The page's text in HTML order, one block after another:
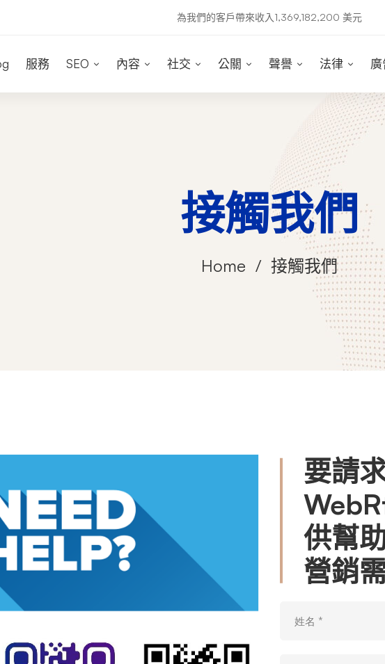
為我們的客戶帶來收入1,369,182,200 美元
服務 SEO 內容 社交 公關 聲譽 法律 廣
接觸我們
Home 接觸我們
要請
供幫
營銷